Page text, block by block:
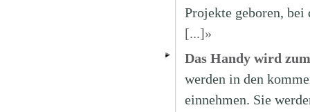
Projekte geboren,
[...]»
Das Handy wird
werden in den
einnehmen. Sie